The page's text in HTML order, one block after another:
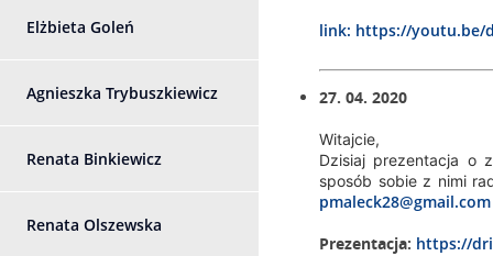
Elżbieta Goleń
Agnieszka Trybuszkiewicz
Renata Binkiewicz
Renata Olszewska
link: https://youtu.be/
27. 04. 2020
Witajcie,
Dzisiaj prezentacja o
sposób sobie z nimi
pmaleck28@gmail.com
Prezentacja: https://